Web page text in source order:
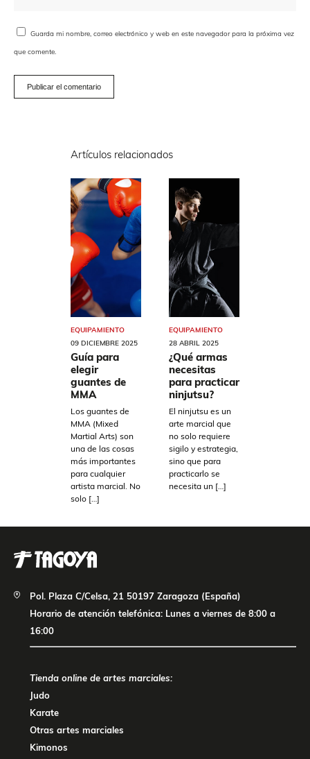
Guarda mi nombre, correo electrónico y web en este navegador para la próxima vez
que comente.
Artículos relacionados
EQUIPAMIENTO
09 DICIEMBRE 2025
Guía para
elegir
guantes de
MMA
Los guantes de
MMA (Mixed
Martial Arts) son
una de las cosas
más importantes
para cualquier
artista marcial. No
solo […]
EQUIPAMIENTO
28 ABRIL 2025
¿Qué armas
necesitas
para practicar
ninjutsu?
El ninjutsu es un
arte marcial que
no solo requiere
sigilo y estrategia,
sino que para
practicarlo se
necesita un […]
Pol. Plaza C/Celsa, 21 50197 Zaragoza (España)
Horario de atención telefónica: Lunes a viernes de 8:00 a
16:00
Tienda online de artes marciales:
Judo
Karate
Otras artes marciales
Kimonos